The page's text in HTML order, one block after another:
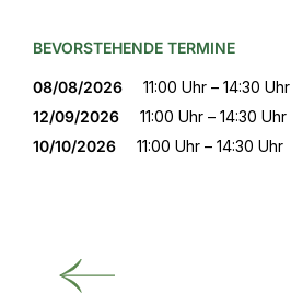
BEVORSTEHENDE TERMINE
08/08/2026
11:00 Uhr – 14:30 Uhr
12/09/2026
11:00 Uhr – 14:30 Uhr
10/10/2026
11:00 Uhr – 14:30 Uhr